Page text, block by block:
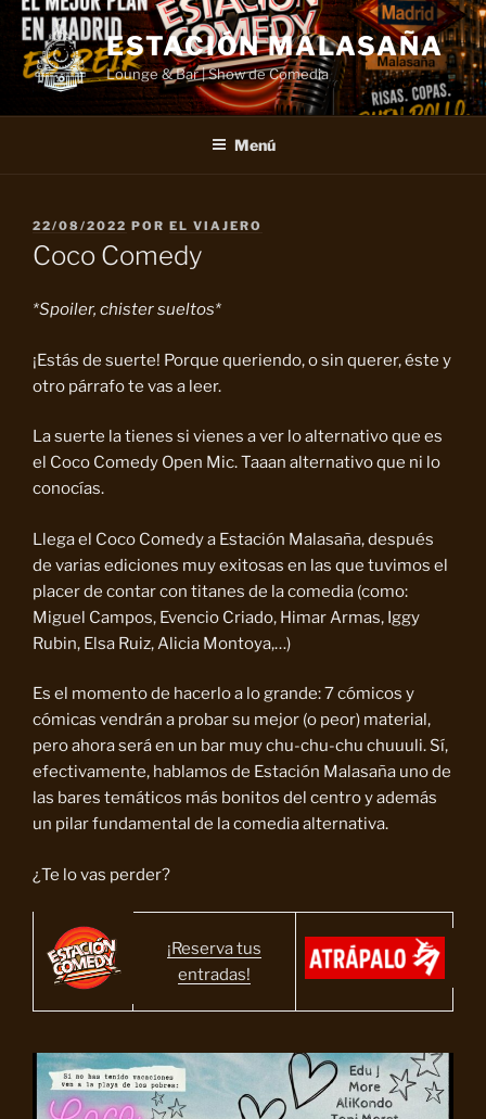
Saltar
contenido
ESTACIÓN MALASAÑA
Lounge & Bar | Show de Comedia
Menú
PUBLICADO
EL
22/08/2022 POR EL VIAJERO
Coco Comedy
*Spoiler, chister sueltos*
¡Estás de suerte! Porque queriendo, o sin querer, éste y
otro párrafo te vas a leer.
La suerte la tienes si vienes a ver lo alternativo que es
el Coco Comedy Open Mic. Taaan alternativo que ni lo
conocías.
Llega el Coco Comedy a Estación Malasaña, después
de varias ediciones muy exitosas en las que tuvimos el
placer de contar con titanes de la comedia (como:
Miguel Campos, Evencio Criado, Himar Armas, Iggy
Rubin, Elsa Ruiz, Alicia Montoya,…)
Es el momento de hacerlo a lo grande: 7 cómicos y
cómicas vendrán a probar su mejor (o peor) material,
pero ahora será en un bar muy chu-chu-chu chuuuli. Sí,
efectivamente, hablamos de Estación Malasaña uno de
las bares temáticos más bonitos del centro y además
un pilar fundamental de la comedia alternativa.
¿Te lo vas perder?
¡Reserva tus
entradas!